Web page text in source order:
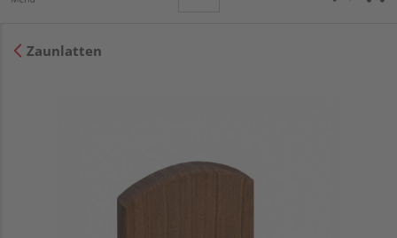
Zaunlatten